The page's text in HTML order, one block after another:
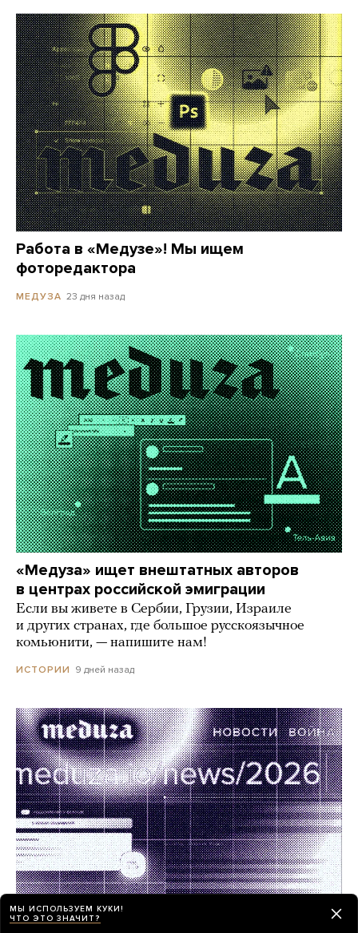
Работа в «Медузе»! Мы ищем
фоторедактора
МЕДУЗА 23 дня назад
«Медуза» ищет внештатных авторов
в центрах российской эмиграции
Если вы живете в Сербии, Грузии, Израиле
и других странах, где большое русскоязычное
комьюнити, — напишите нам!
ИСТОРИИ 9 дней назад
МЫ ИСПОЛЬЗУЕМ КУКИ!
ЧТО ЭТО ЗНАЧИТ?